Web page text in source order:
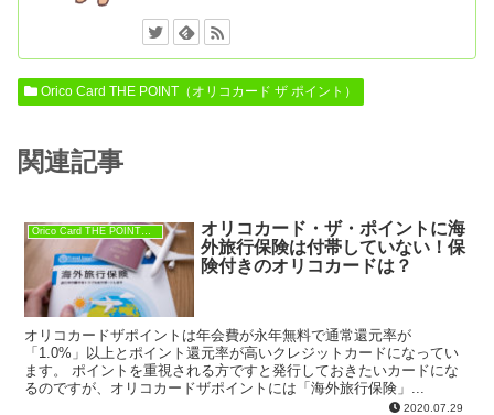
Orico Card THE POINT（オリコカード ザ ポイント）
関連記事
Orico Card THE POINT（オリコカード ザ ポイント）
オリコカード・ザ・ポイントに海
外旅行保険は付帯していない！保
険付きのオリコカードは？
オリコカードザポイントは年会費が永年無料で通常還元率が
「1.0%」以上とポイント還元率が高いクレジットカードになってい
ます。 ポイントを重視される方ですと発行しておきたいカードにな
るのですが、オリコカードザポイントには「海外旅行保険」...
2020.07.29